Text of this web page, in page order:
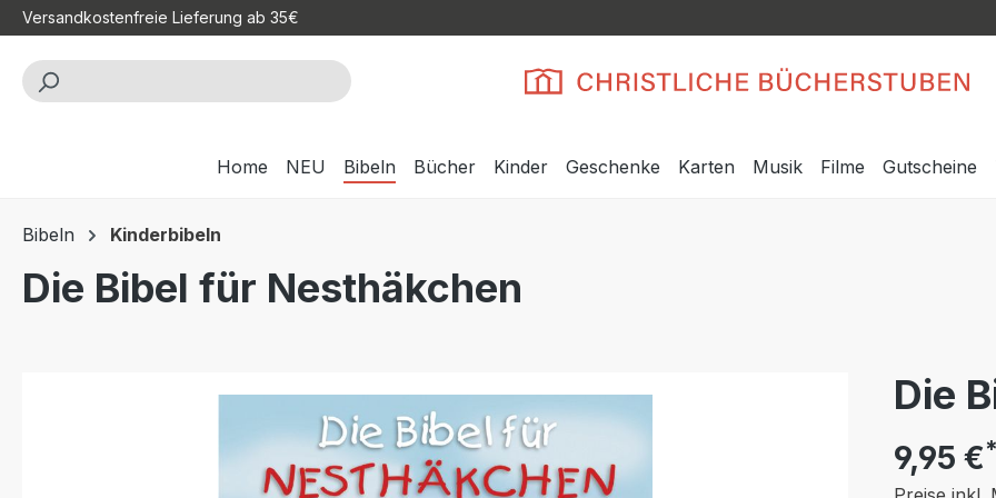
Hauptinhalt springen
Zur Suche springen
Zur Hauptnavigation springen
Versandkostenfreie Lieferung ab 35€
Home NEU Bibeln Bücher Kinder Geschenke Karten Musik Filme Gutscheine
Bibeln Kinderbibeln
Die Bibel für Nesthäkchen
Die
9,95 €*